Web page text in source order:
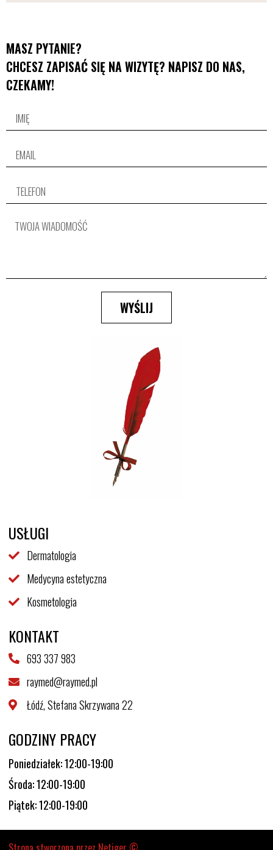
MASZ PYTANIE?
CHCESZ ZAPISAĆ SIĘ NA WIZYTĘ? NAPISZ DO NAS,
CZEKAMY!
WYŚLIJ
USŁUGI
Dermatologia
Medycyna estetyczna
Kosmetologia
KONTAKT
693 337 983
raymed@raymed.pl
Łódź, Stefana Skrzywana 22
GODZINY PRACY
Poniedziałek: 12:00-19:00
Środa: 12:00-19:00
Piątek: 12:00-19:00